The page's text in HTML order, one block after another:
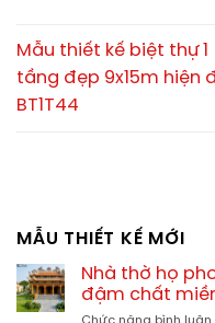
Mẫu thiết kế biệt thự 1
tầng đẹp 9x15m hiện
BT1T44
MẪU THIẾT KẾ MỚI
Nhà thờ họ
đậm chất